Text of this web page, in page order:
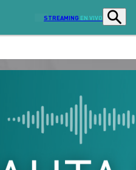
STREAMING EN VIVO
Actualidad
Economía
Sostenibilidad